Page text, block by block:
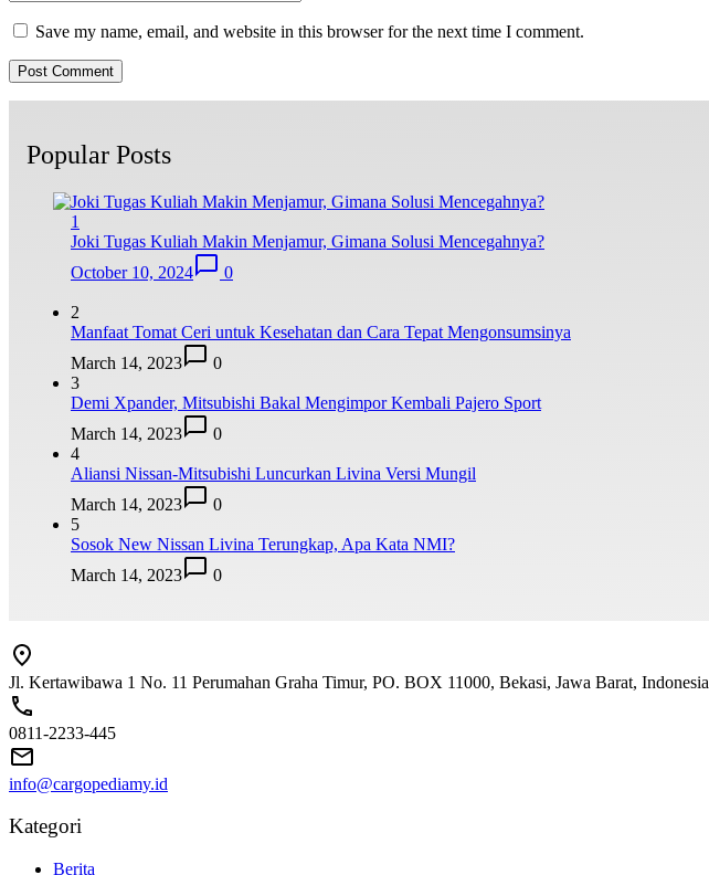
Save my name, email, and website in this browser for the next time I comment.
Popular Posts
1
Joki Tugas Kuliah Makin Menjamur, Gimana Solusi Mencegahnya?
October 10, 2024
0
2
Manfaat Tomat Ceri untuk Kesehatan dan Cara Tepat Mengonsumsinya
March 14, 2023
0
3
Demi Xpander, Mitsubishi Bakal Mengimpor Kembali Pajero Sport
March 14, 2023
0
4
Aliansi Nissan-Mitsubishi Luncurkan Livina Versi Mungil
March 14, 2023
0
5
Sosok New Nissan Livina Terungkap, Apa Kata NMI?
March 14, 2023
0
Jl. Kertawibawa 1 No. 11 Perumahan Graha Timur, PO. BOX 11000, Bekasi, Jawa Barat, Indonesia
0811-2233-445
info@cargopediamy.id
Kategori
Berita